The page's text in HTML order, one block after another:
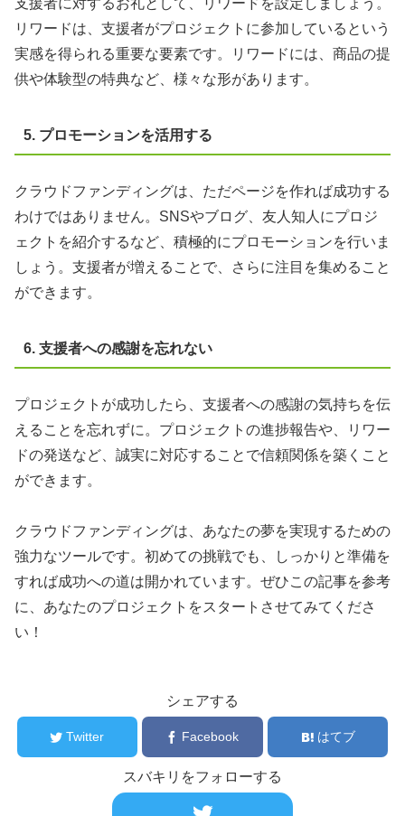
リワードは、支援者がプロジェクトに参加しているという
実感を得られる重要な要素です。リワードには、商品の提
供や体験型の特典など、様々な形があります。
5. プロモーションを活用する
クラウドファンディングは、ただページを作れば成功する
わけではありません。SNSやブログ、友人知人にプロジ
ェクトを紹介するなど、積極的にプロモーションを行いま
しょう。支援者が増えることで、さらに注目を集めること
ができます。
6. 支援者への感謝を忘れない
プロジェクトが成功したら、支援者への感謝の気持ちを伝
えることを忘れずに。プロジェクトの進捗報告や、リワー
ドの発送など、誠実に対応することで信頼関係を築くこと
ができます。
クラウドファンディングは、あなたの夢を実現するための
強力なツールです。初めての挑戦でも、しっかりと準備を
すれば成功への道は開かれています。ぜひこの記事を参考
に、あなたのプロジェクトをスタートさせてみてくださ
い！
シェアする
Twitter Facebook はてブ
スバキリをフォローする